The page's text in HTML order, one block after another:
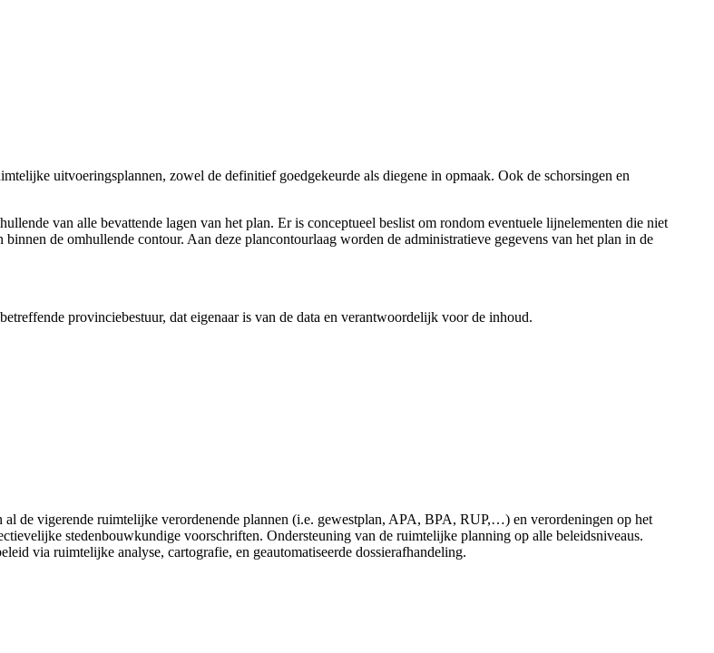
uitvoeringsplannen, zowel de definitief goedgekeurde als diegene in opmaak. Ook de schorsingen en
van alle bevattende lagen van het plan. Er is conceptueel beslist om rondom eventuele lijnelementen die niet
de omhullende contour. Aan deze plancontourlaag worden de administratieve gegevens van het plan in de
provinciebestuur, dat eigenaar is van de data en verantwoordelijk voor de inhoud.
de vigerende ruimtelijke verordenende plannen (i.e. gewestplan, APA, BPA, RUP,…) en verordeningen op het
stedenbouwkundige voorschriften. Ondersteuning van de ruimtelijke planning op alle beleidsniveaus.
via ruimtelijke analyse, cartografie, en geautomatiseerde dossierafhandeling.